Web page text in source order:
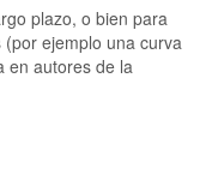
plazo, o bien para
ejemplo una curva
en autores de la